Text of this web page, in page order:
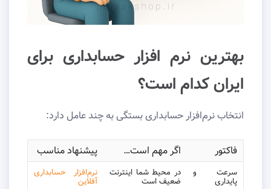
بهترین نرم افزار حسابداری برای
ایران کدام است؟
انتخاب نرم‌افزار حسابداری بستگی به چند عامل دارد:
فاکتور اگر مهم است… پیشنهاد مناسب
سرعت و
پایداری
در محیط شما اینترنت
ضعیف است
نرم‌افزار حسابداری
آفلاین